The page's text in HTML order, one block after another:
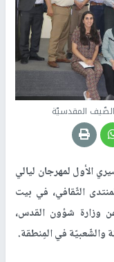
الصّيف المقدسيّة
الأول لمهرجان ليالي
الثّقافي، في بيت
وزارة شؤون القدس،
والشّعبيّة في المِنطقة.